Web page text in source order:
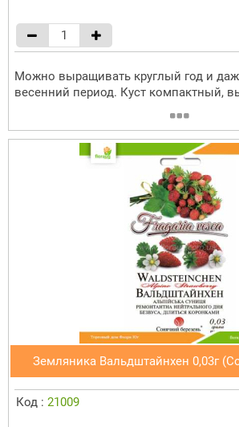
Можно выращивать круглый год и
весенний период. Куст компактный,
Земляника Вальдштайнхен 0,03г
Код : 21009